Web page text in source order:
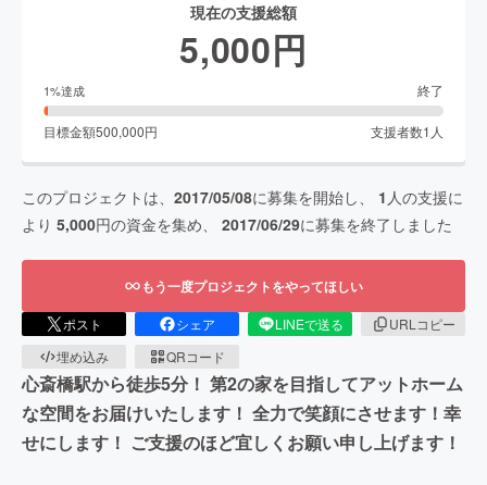
現在の支援総額
5,000円
1%達成 終了
目標金額500,000円 支援者数1 人
このプロジェクトは、 2017/05/08に募集を開始し、 1 人の支援に
より 5,000円の資金を集め、 2017/06/29に募集を終了しました
もう一度プロジェクトをやってほしい
ポスト シェア LINEで送る
URLコピー
埋め込み
QRコード
心斎橋駅から徒歩5分！ 第2の家を目指してアットホーム
な空間をお届けいたします！ 全力で笑顔にさせます！幸
せにします！ ご支援のほど宜しくお願い申し上げます！